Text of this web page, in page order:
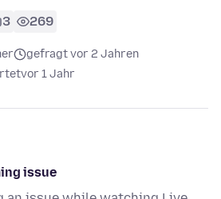
3 269
gefragt vor 2 Jahren
vor 1 Jahr
issue